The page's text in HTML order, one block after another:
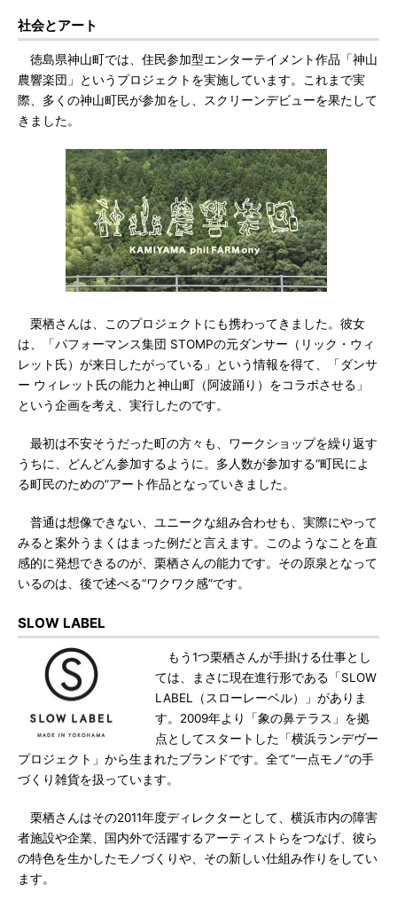
社会とアート
徳島県神山町では、住民参加型エンターテイメント作品「神山
農響楽団」というプロジェクトを実施しています。これまで実
際、多くの神山町民が参加をし、スクリーンデビューを果たして
きました。
栗栖さんは、このプロジェクトにも携わってきました。彼女
は、「パフォーマンス集団 STOMPの元ダンサー（リック・ウィ
レット氏）が来日したがっている」という情報を得て、「ダンサ
ー ウィレット氏の能力と神山町（阿波踊り）をコラボさせる」
という企画を考え、実行したのです。
最初は不安そうだった町の方々も、ワークショップを繰り返す
うちに、どんどん参加するように。多人数が参加する“町民によ
る町民のための”アート作品となっていきました。
普通は想像できない、ユニークな組み合わせも、実際にやって
みると案外うまくはまった例だと言えます。このようなことを直
感的に発想できるのが、栗栖さんの能力です。その原泉となって
いるのは、後で述べる“ワクワク感”です。
SLOW LABEL
もう1つ栗栖さんが手掛ける仕事とし
ては、まさに現在進行形である「SLOW
LABEL（スローレーベル）」がありま
す。2009年より「象の鼻テラス」を拠
点としてスタートした「横浜ランデヴー
プロジェクト」から生まれたブランドです。全て“一点モノ”の手
づくり雑貨を扱っています。
栗栖さんはその2011年度ディレクターとして、横浜市内の障害
者施設や企業、国内外で活躍するアーティストらをつなげ、彼ら
の特色を生かしたモノづくりや、その新しい仕組み作りをしてい
ます。